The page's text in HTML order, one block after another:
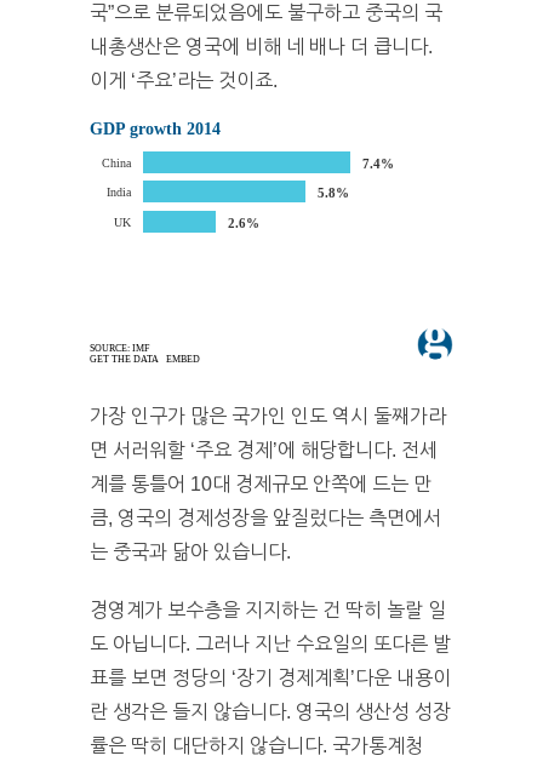
국”으로 분류되었음에도 불구하고 중국의 국
내총생산은 영국에 비해 네 배나 더 큽니다.
이게 ‘주요’라는 것이죠.
가장 인구가 많은 국가인 인도 역시 둘째가라
면 서러워할 ‘주요 경제’에 해당합니다. 전세
계를 통틀어 10대 경제규모 안쪽에 드는 만
큼, 영국의 경제성장을 앞질렀다는 측면에서
는 중국과 닮아 있습니다.
경영계가 보수층을 지지하는 건 딱히 놀랄 일
도 아닙니다. 그러나 지난 수요일의 또다른 발
표를 보면 정당의 ‘장기 경제계획’다운 내용이
란 생각은 들지 않습니다. 영국의 생산성 성장
률은 딱히 대단하지 않습니다. 국가통계청